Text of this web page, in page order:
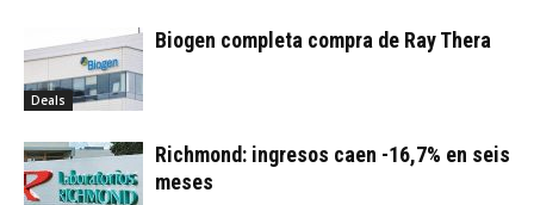
Deals
Biogen completa compra de Ray Thera
Richmond: ingresos caen -16,7% en seis
meses